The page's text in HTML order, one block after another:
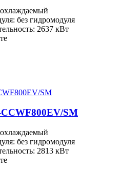
без гидромодуля
2637 кВт
SM
без гидромодуля
2813 кВт